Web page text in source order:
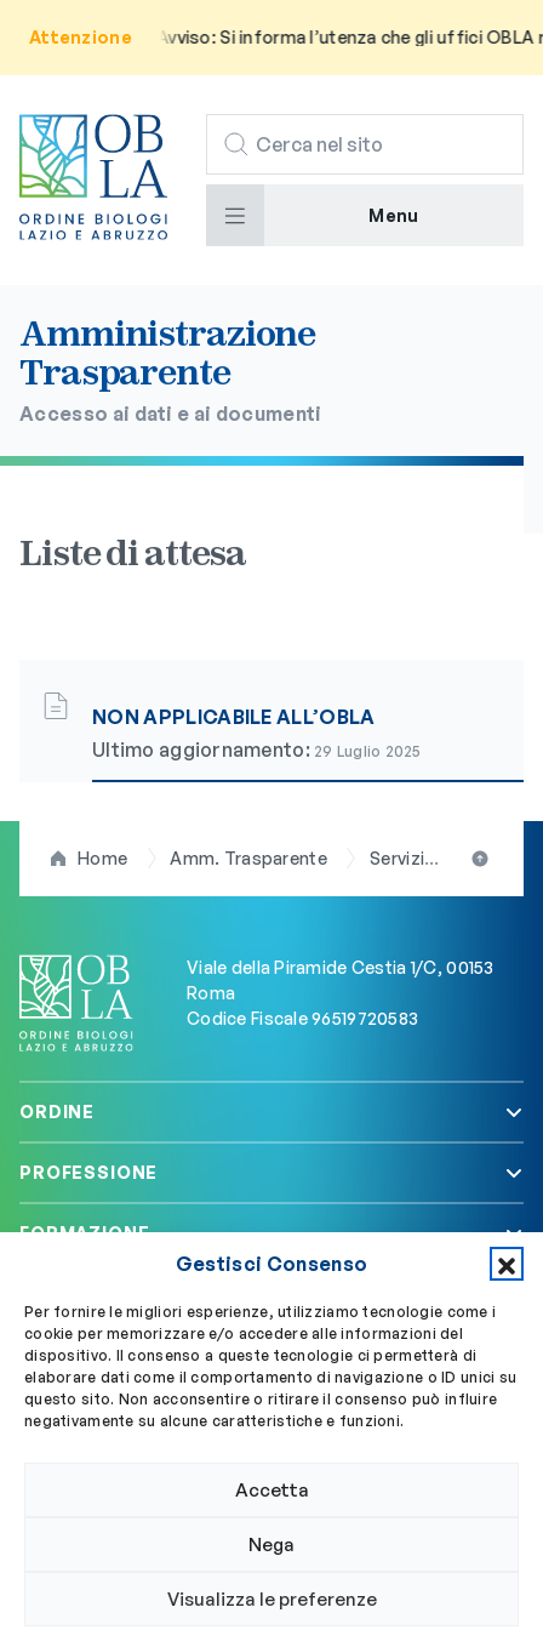
Gestisci Consenso
Per fornire le migliori esperienze, utilizziamo tecnologie come i
cookie per memorizzare e/o accedere alle informazioni del
dispositivo. Il consenso a queste tecnologie ci permetterà di
elaborare dati come il comportamento di navigazione o ID unici su
questo sito. Non acconsentire o ritirare il consenso può influire
negativamente su alcune caratteristiche e funzioni.
Accetta
Nega
Visualizza le preferenze
Attenzione Avviso: Si informa l’utenza che gli uffici
CERCA
Menu
Amministrazione
Trasparente
Accesso ai dati e ai documenti
Liste di attesa
NON APPLICABILE ALL’OBLA
Ultimo aggiornamento: 29 Luglio 2025
Home Amm. Trasparente Servizi erogati
Viale della Piramide Cestia 1/C, 00153
Roma
Codice Fiscale 96519720583
ORDINE
PROFESSIONE
FORMAZIONE
Segui OBLA su Accedi a My OBLA
Cookie policy